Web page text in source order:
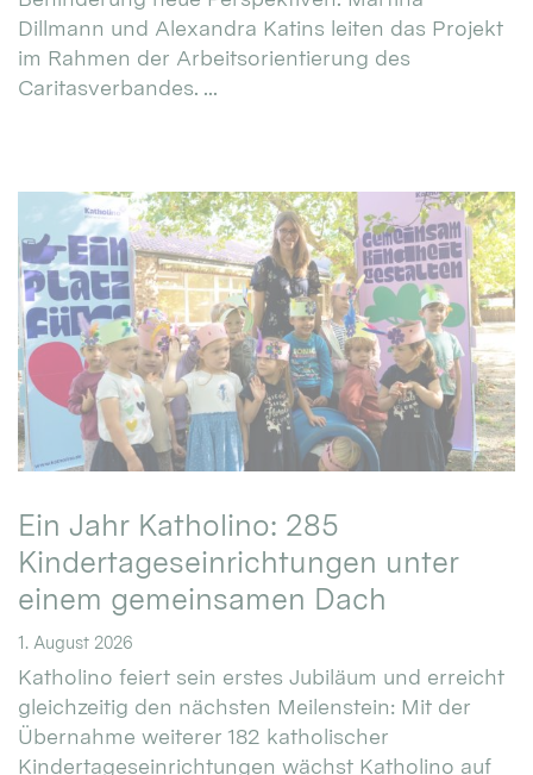
Dillmann und Alexandra Katins leiten das Projekt
im Rahmen der Arbeitsorientierung des
Caritasverbandes. ...
Ein Jahr Katholino: 285
Kindertageseinrichtungen unter
einem gemeinsamen Dach
1. August 2026
Katholino feiert sein erstes Jubiläum und erreicht
gleichzeitig den nächsten Meilenstein: Mit der
Übernahme weiterer 182 katholischer
Kindertageseinrichtungen wächst Katholino auf